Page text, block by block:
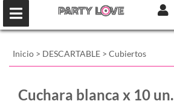
Inicio > DESCARTABLE > Cubiertos
Cuchara blanca x 10 un.